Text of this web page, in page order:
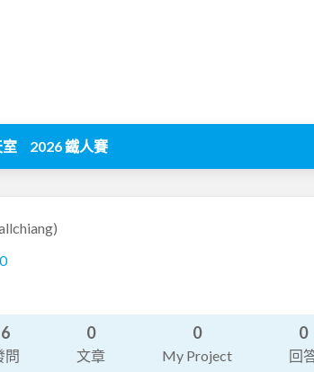
2026 鐵人賽
6
問
0
文章
0
My Project
0
回